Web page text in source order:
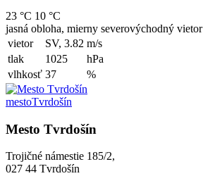
23 °C 10 °C
jasná obloha, mierny severovýchodný vietor
vietor
SV, 3.82 m/s
tlak
1025
hPa
vlhkosť 37 %
mestoTvrdošín
Mesto Tvrdošín
Trojičné námestie 185/2,
027 44 Tvrdošín